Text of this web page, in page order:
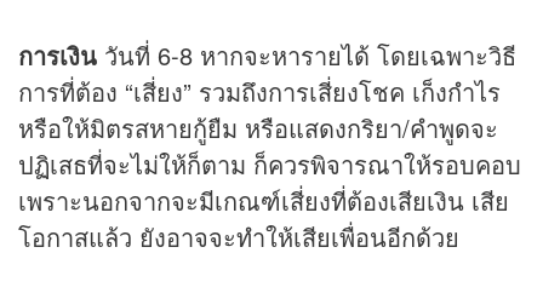
การเงิน วันที่ 6-8 หากจะหารายได้ โดยเฉพาะวิธี
การที่ต้อง “เสี่ยง” รวมถึงการเสี่ยงโชค เก็งกำไร
หรือให้มิตรสหายกู้ยืม หรือแสดงกริยา/คำพูดจะ
ปฏิเสธที่จะไม่ให้ก็ตาม ก็ควรพิจารณาให้รอบคอบ
เพราะนอกจากจะมีเกณฑ์เสี่ยงที่ต้องเสียเงิน เสีย
โอกาสแล้ว ยังอาจจะทำให้เสียเพื่อนอีกด้วย